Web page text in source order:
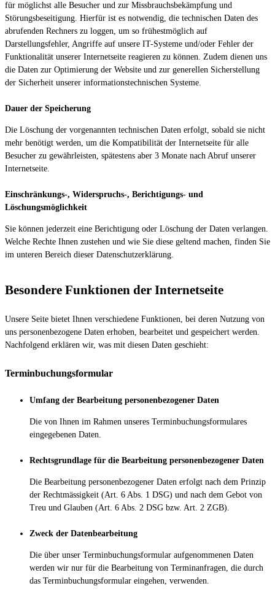
für möglichst alle Besucher und zur Missbrauchsbekämpfung und
Störungsbeseitigung. Hierfür ist es notwendig, die technischen Daten des
abrufenden Rechners zu loggen, um so frühestmöglich auf
Darstellungsfehler, Angriffe auf unsere IT-Systeme und/oder Fehler der
Funktionalität unserer Internetseite reagieren zu können. Zudem dienen uns
die Daten zur Optimierung der Website und zur generellen Sicherstellung
der Sicherheit unserer informationstechnischen Systeme.
Dauer der Speicherung
Die Löschung der vorgenannten technischen Daten erfolgt, sobald sie nicht
mehr benötigt werden, um die Kompatibilität der Internetseite für alle
Besucher zu gewährleisten, spätestens aber 3 Monate nach Abruf unserer
Internetseite.
Einschränkungs-, Widerspruchs-, Berichtigungs- und
Löschungsmöglichkeit
Sie können jederzeit eine Berichtigung oder Löschung der Daten verlangen.
Welche Rechte Ihnen zustehen und wie Sie diese geltend machen, finden Sie
im unteren Bereich dieser Datenschutzerklärung.
Besondere Funktionen der Internetseite
Unsere Seite bietet Ihnen verschiedene Funktionen, bei deren Nutzung von
uns personenbezogene Daten erhoben, bearbeitet und gespeichert werden.
Nachfolgend erklären wir, was mit diesen Daten geschieht:
Terminbuchungsformular
Umfang der Bearbeitung personenbezogener Daten
Die von Ihnen im Rahmen unseres Terminbuchungsformulares
eingegebenen Daten.
Rechtsgrundlage für die Bearbeitung personenbezogener Daten
Die Bearbeitung personenbezogener Daten erfolgt nach dem Prinzip
der Rechtmässigkeit (Art. 6 Abs. 1 DSG) und nach dem Gebot von
Treu und Glauben (Art. 6 Abs. 2 DSG bzw. Art. 2 ZGB).
Zweck der Datenbearbeitung
Die über unser Terminbuchungsformular aufgenommenen Daten
werden wir nur für die Bearbeitung von Terminanfragen, die durch
das Terminbuchungsformular eingehen, verwenden.